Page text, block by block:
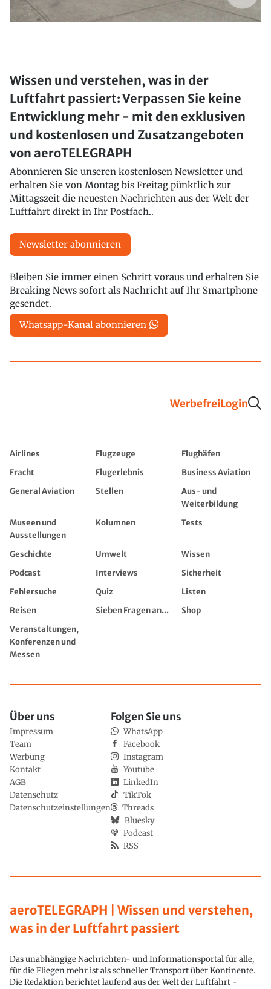
Wissen und verstehen, was in der
Luftfahrt passiert: Verpassen Sie keine
Entwicklung mehr - mit den exklusiven
und kostenlosen und Zusatzangeboten
von aeroTELEGRAPH
Abonnieren Sie unseren kostenlosen Newsletter und
erhalten Sie von Montag bis Freitag pünktlich zur
Mittagszeit die neuesten Nachrichten aus der Welt der
Luftfahrt direkt in Ihr Postfach..
Newsletter abonnieren
Bleiben Sie immer einen Schritt voraus und erhalten Sie
Breaking News sofort als Nachricht auf Ihr Smartphone
gesendet.
Whatsapp-Kanal abonnieren
WerbefreiLogin
Airlines Flugzeuge
Flughäfen
Fracht
Flugerlebnis
Business Aviation
General Aviation
Stellen
Aus- und
Weiterbildung
Museen und
Ausstellungen
Kolumnen Tests
Geschichte Umwelt
Wissen
Podcast
Interviews
Sicherheit
Fehlersuche
Quiz
Listen
Reisen
Sieben Fragen an...
Shop
Veranstaltungen,
Konferenzen und
Messen
aeroTELEGRAPH | Wissen und verstehen,
was in der Luftfahrt passiert
Das unabhängige Nachrichten- und Informationsportal für alle,
für die Fliegen mehr ist als schneller Transport über Kontinente.
Die Redaktion berichtet laufend aus der Welt der Luftfahrt -
Über uns
Impressum
Team
Werbung
Kontakt
AGB
Datenschutz
Datenschutzeinstellungen
Folgen Sie uns
WhatsApp
Facebook
Instagram
Youtube
LinkedIn
TikTok
Threads
Bluesky
Podcast
RSS